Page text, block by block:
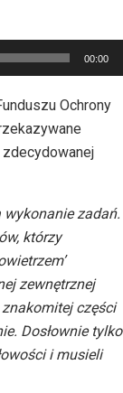
00:00
Ochrony
wykonanie zadań.
którzy
zewnętrznej
części
Dosłownie tylko
i musieli